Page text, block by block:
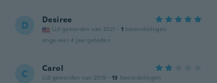
D Desiree
Lid geworden van 2021 · 1 beoordelingen
ongeveer 4 jaar geleden
C Carol
Lid geworden van 2019 · 13 beoordelingen